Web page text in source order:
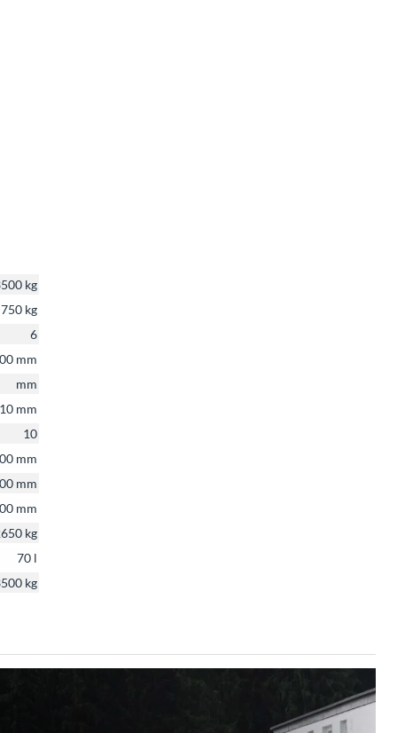
kg
750 kg
6
mm
mm
mm
10
mm
mm
mm
kg
70 l
kg